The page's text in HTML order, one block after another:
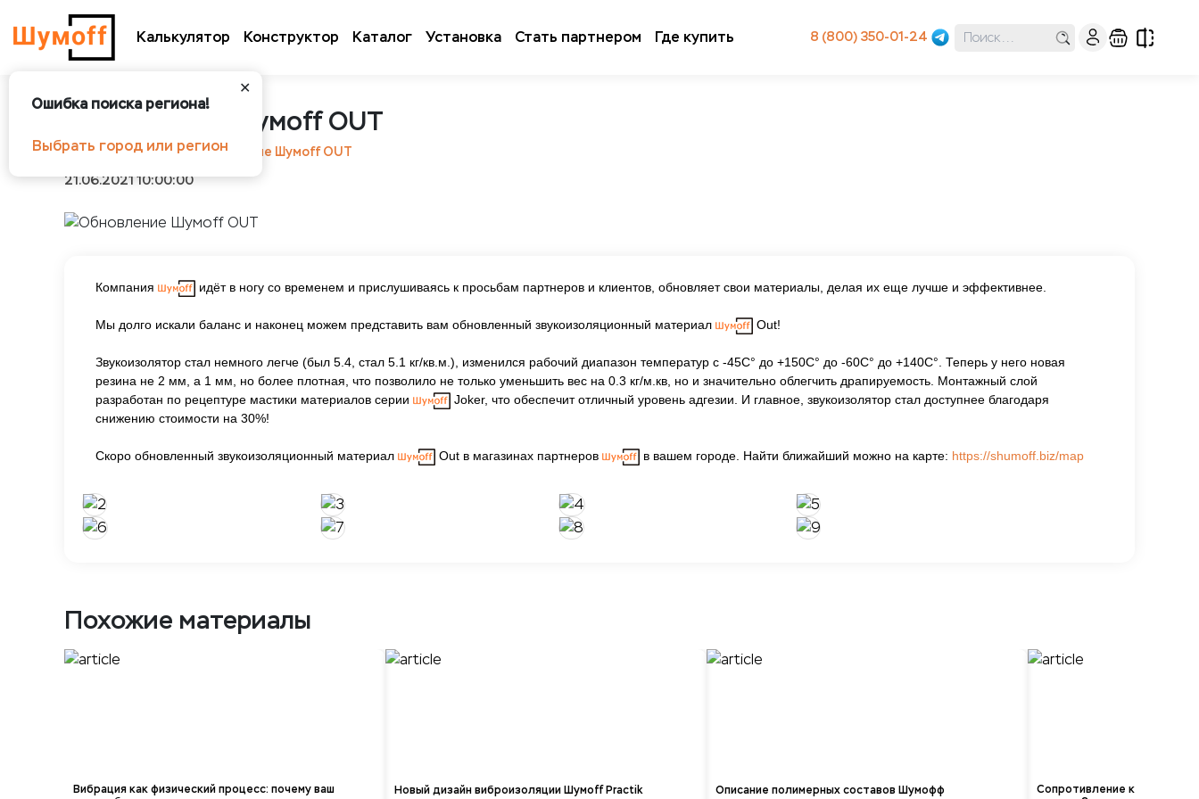
Калькулятор Конструктор Каталог Установка Стать партнером Где купить 8 (800) 350-01-24
✕
Ошибка поиска региона!
Выбрать город или регион
Обновление Шумоff OUT
Шумоff Новости
Обновление Шумоff OUT
21.06.2021 10:00:00
Компания идёт в ногу со временем и прислушиваясь к просьбам партнеров и клиентов, обновляет свои материалы, делая их еще лучше и эффективнее.
Мы долго искали баланс и наконец можем представить вам обновленный звукоизоляционный материал Out!
Звукоизолятор стал немного легче (был 5.4, стал 5.1 кг/кв.м.), изменился рабочий диапазон температур с -45С° до +150С° до -60С° до +140С°. Теперь у него новая
резина не 2 мм, а 1 мм, но более плотная, что позволило не только уменьшить вес на 0.3 кг/м.кв, но и значительно облегчить драпируемость. Монтажный слой
разработан по рецептуре мастики материалов серии
Joker, что обеспечит отличный уровень адгезии. И главное, звукоизолятор стал доступнее благодаря
снижению стоимости на 30%!
Скоро обновленный звукоизоляционный материал Out в магазинах партнеров в вашем городе. Найти ближайший можно на карте: https://shumoff.biz/map
Похожие материалы
Вибрация как физический процесс: почему ваш
Новый дизайн виброизоляции Шумоff Practik Описание полимерных составов Шумофф
Сопротивление к УФ-